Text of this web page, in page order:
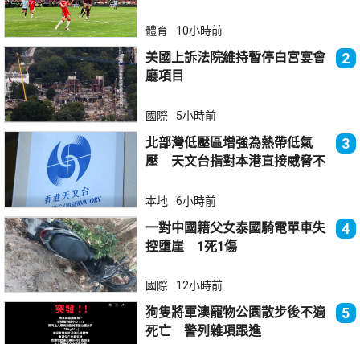
體育 10小時前
美國上訴法院維持暫停白宮宴會
廳項目
2
國際 5小時前
北部灣低壓區增強為熱帶低氣
壓 天文台指對本港直接威脅不
3
本地 6小時前
一對中國籍父女泰國騎電單車失
控墮崖 1死1傷
4
國際 12小時前
狗隻將軍澳寵物公園散步後不適
死亡 警列雜項跟進
5